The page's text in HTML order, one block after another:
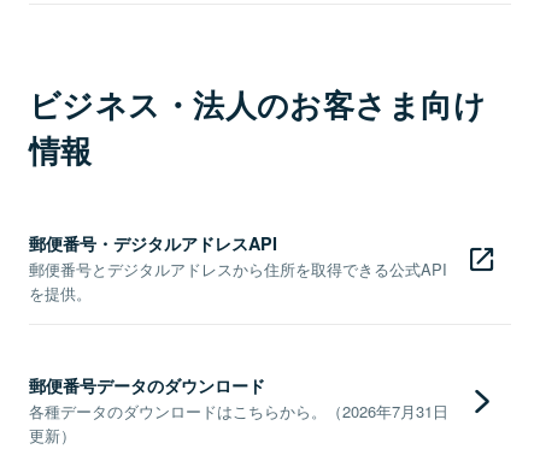
ビジネス・法人のお客さま向け
情報
郵便番号・デジタルアドレスAPI
郵便番号とデジタルアドレスから住所を取得できる公式API
を提供。
郵便番号データのダウンロード
各種データのダウンロードはこちらから。（2026年7月31日
更新）